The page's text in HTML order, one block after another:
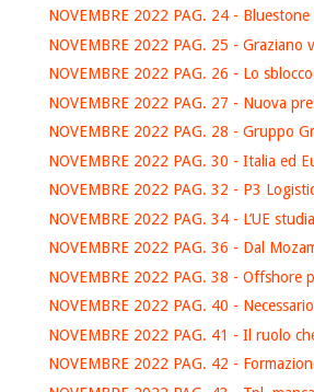
NOVEMBRE 2022 PAG. 24 -
NOVEMBRE 2022 PAG. 25 - Graziano
NOVEMBRE 2022 PAG. 26 - Lo
NOVEMBRE 2022 PAG. 27 - Nuova
NOVEMBRE 2022 PAG. 28 - Gruppo
NOVEMBRE 2022 PAG. 30 - Italia ed
NOVEMBRE 2022 PAG. 32 - P3
NOVEMBRE 2022 PAG. 34 - L’UE
NOVEMBRE 2022 PAG. 36 - Dal
NOVEMBRE 2022 PAG. 38 - Offshore
NOVEMBRE 2022 PAG. 40 -
NOVEMBRE 2022 PAG. 41 - Il ruolo
NOVEMBRE 2022 PAG. 42 -